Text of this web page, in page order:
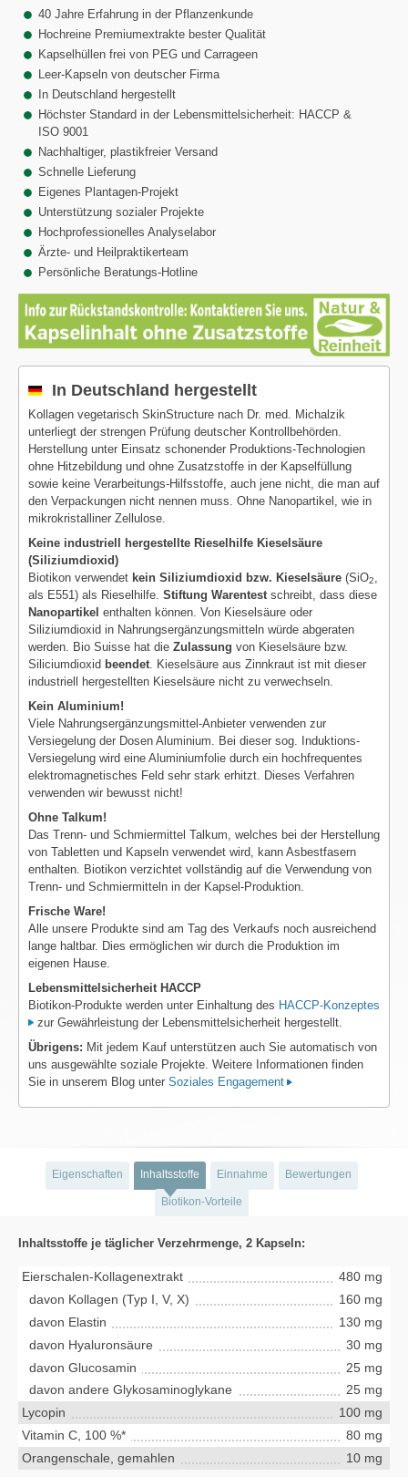
40 Jahre Erfahrung in der Pflanzenkunde
Hochreine Premiumextrakte bester Qualität
Kapselhüllen frei von PEG und Carrageen
Leer-Kapseln von deutscher Firma
In Deutschland hergestellt
Höchster Standard in der Lebensmittelsicherheit: HACCP &
ISO 9001
Nachhaltiger, plastikfreier Versand
Schnelle Lieferung
Eigenes Plantagen-Projekt
Unterstützung sozialer Projekte
Hochprofessionelles Analyselabor
Ärzte- und Heilpraktikerteam
Persönliche Beratungs-Hotline
In Deutschland hergestellt
Kollagen vegetarisch SkinStructure nach Dr. med. Michalzik
unterliegt der strengen Prüfung deutscher Kontrollbehörden.
Herstellung unter Einsatz schonender Produktions-Technologien
ohne Hitzebildung und ohne Zusatzstoffe in der Kapselfüllung
sowie keine Verarbeitungs-Hilfsstoffe, auch jene nicht, die man auf
den Verpackungen nicht nennen muss. Ohne Nanopartikel, wie in
mikrokristalliner Zellulose.
Keine industriell hergestellte Rieselhilfe Kieselsäure
(Siliziumdioxid)
Biotikon verwendet kein Siliziumdioxid bzw. Kieselsäure (SiO2
als E551) als Rieselhilfe. Stiftung Warentest schreibt, dass diese
Nanopartikel enthalten können. Von Kieselsäure oder
Siliziumdioxid in Nahrungsergänzungsmitteln würde abgeraten
werden. Bio Suisse hat die Zulassung von Kieselsäure bzw.
Siliciumdioxid beendet . Kieselsäure aus Zinnkraut ist mit dieser
industriell hergestellten Kieselsäure nicht zu verwechseln.
Kein Aluminium!
Viele Nahrungsergänzungsmittel-Anbieter verwenden zur
Versiegelung der Dosen Aluminium. Bei dieser sog. Induktions-
Versiegelung wird eine Aluminiumfolie durch ein hochfrequentes
elektromagnetisches Feld sehr stark erhitzt. Dieses Verfahren
verwenden wir bewusst nicht!
Ohne Talkum!
Das Trenn- und Schmiermittel Talkum, welches bei der Herstellung
von Tabletten und Kapseln verwendet wird, kann Asbestfasern
enthalten. Biotikon verzichtet vollständig auf die Verwendung von
Trenn- und Schmiermitteln in der Kapsel-Produktion.
Frische Ware!
Alle unsere Produkte sind am Tag des Verkaufs noch ausreichend
lange haltbar. Dies ermöglichen wir durch die Produktion im
eigenen Hause.
Lebensmittelsicherheit HACCP
Biotikon-Produkte werden unter Einhaltung des HACCP-Konzeptes
zur Gewährleistung der Lebensmittelsicherheit hergestellt.
Übrigens: Mit jedem Kauf unterstützen auch Sie automatisch von
uns ausgewählte soziale Projekte. Weitere Informationen finden
Sie in unserem Blog unter Soziales Engagement
Eigenschaften Inhaltsstoffe Einnahme Bewertungen
Biotikon-Vorteile
Inhaltsstoffe je täglicher Verzehrmenge, 2 Kapseln:
Eierschalen-Kollagenextrakt
480 mg
davon Kollagen (Typ I, V, X)
160 mg
davon Elastin
130 mg
davon Hyaluronsäure
30 mg
davon Glucosamin
25 mg
davon andere Glykosaminoglykane
25 mg
Lycopin
100 mg
Vitamin C, 100 %*
80 mg
Orangenschale, gemahlen
10 mg